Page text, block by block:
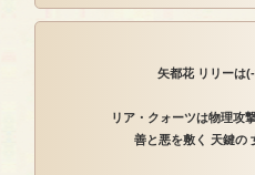
矢都花 リリーは
リア・クォーツは物理攻
善と悪を敷く 天鍵の